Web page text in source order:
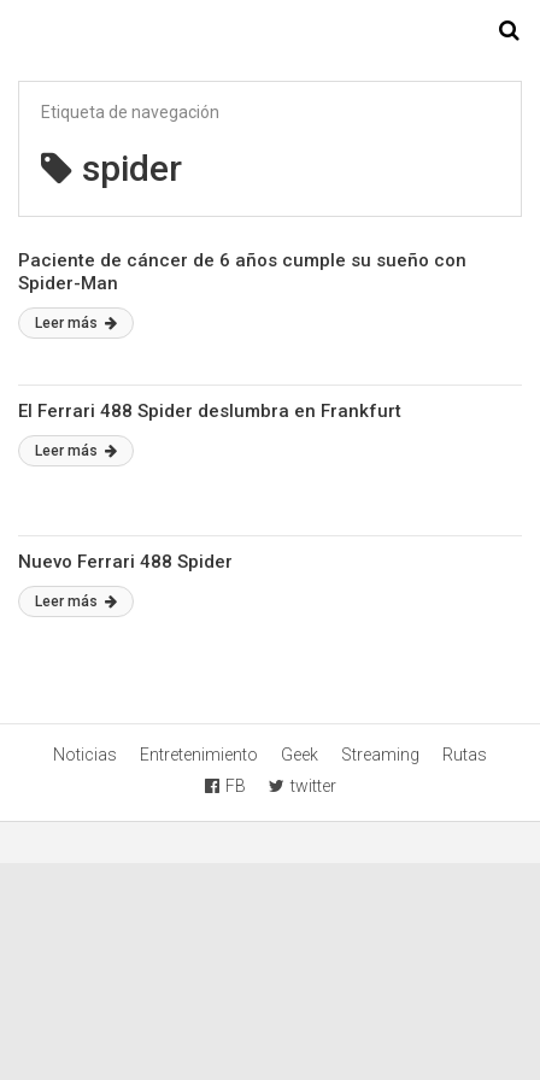
Etiqueta de navegación
spider
Paciente de cáncer de 6 años cumple su sueño con
Spider-Man
Leer más
El Ferrari 488 Spider deslumbra en Frankfurt
Leer más
Nuevo Ferrari 488 Spider
Leer más
Noticias Entretenimiento Geek Streaming
Rutas
FB
twitter